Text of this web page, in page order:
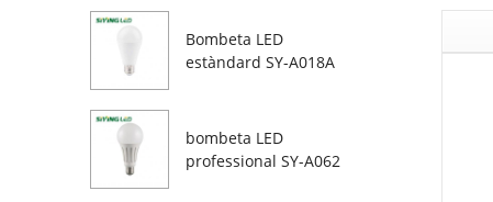
Bombeta LED
estàndard SY-A018A
bombeta LED
professional SY-A062